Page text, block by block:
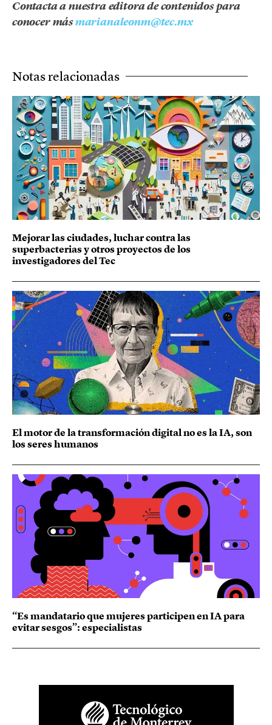
Contacta a nuestra editora de contenidos para
conocer másmarianaleonm@tec.mx
Notas relacionadas
Mejorar las ciudades, luchar contra las
superbacterias y otros proyectos de los
investigadores del Tec
El motor de la transformación digital no es la IA, son
los seres humanos
“Es mandatario que mujeres participen en IA para
evitar sesgos”: especialistas